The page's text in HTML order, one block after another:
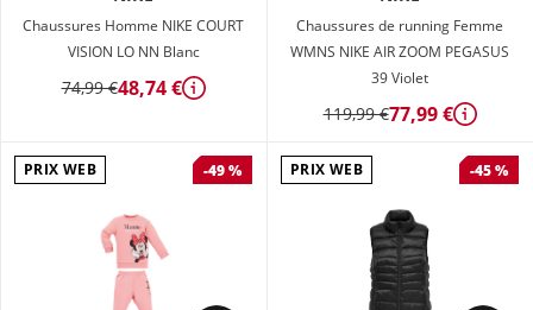
Chaussures Homme NIKE COURT
VISION LO NN Blanc
74,99 €48,74 € Détails
Chaussures de running Femme
WMNS NIKE AIR ZOOM PEGASUS
39 Violet
119,99 €77,99 € Détails
PRIX WEB -49 % PRIX WEB -45 %